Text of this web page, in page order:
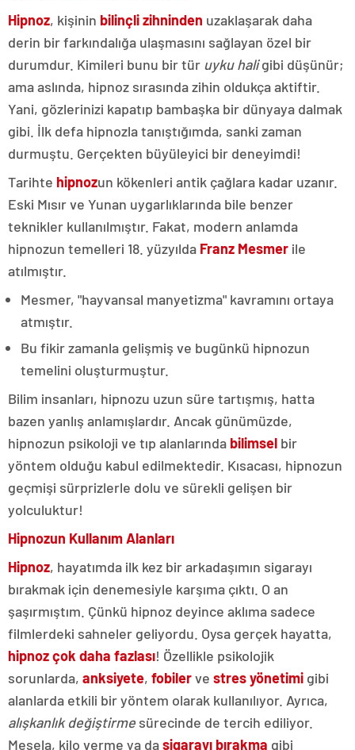
Hipnoz, kişinin bilinçli zihninden uzaklaşarak daha
derin bir farkındalığa ulaşmasını sağlayan özel bir
durumdur. Kimileri bunu bir tür uyku haligibi düşünür;
ama aslında, hipnoz sırasında zihin oldukça aktiftir.
Yani, gözlerinizi kapatıp bambaşka bir dünyaya dalmak
gibi. İlk defa hipnozla tanıştığımda, sanki zaman
durmuştu. Gerçekten büyüleyici bir deneyimdi!
Tarihte hipnozun kökenleri antik çağlara kadar uzanır.
Eski Mısır ve Yunan uygarlıklarında bile benzer
teknikler kullanılmıştır. Fakat, modern anlamda
hipnozun temelleri 18. yüzyılda Franz Mesmer ile
atılmıştır.
Mesmer, "hayvansal manyetizma" kavramını ortaya
atmıştır.
Bu fikir zamanla gelişmiş ve bugünkü hipnozun
temelini oluşturmuştur.
Bilim insanları, hipnozu uzun süre tartışmış, hatta
bazen yanlış anlamışlardır. Ancak günümüzde,
hipnozun psikoloji ve tıp alanlarında bilimsel bir
yöntem olduğu kabul edilmektedir. Kısacası, hipnozun
geçmişi sürprizlerle dolu ve sürekli gelişen bir
yolculuktur!
Hipnozun Kullanım Alanları
Hipnoz, hayatımda ilk kez bir arkadaşımın sigarayı
bırakmak için denemesiyle karşıma çıktı. O an
şaşırmıştım. Çünkü hipnoz deyince aklıma sadece
filmlerdeki sahneler geliyordu. Oysa gerçek hayatta,
hipnoz çok daha fazlası! Özellikle psikolojik
sorunlarda, anksiyete, fobilerve stres yönetimi gibi
alanlarda etkili bir yöntem olarak kullanılıyor. Ayrıca,
alışkanlık değiştirme sürecinde de tercih ediliyor.
Mesela, kilo verme ya dasigarayı bırakma gibi